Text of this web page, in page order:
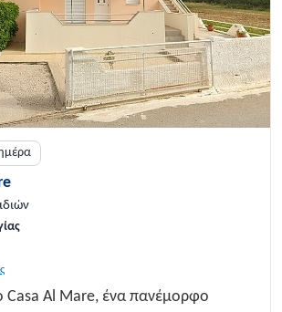
Casa Al Mare, ένα πανέμορφο